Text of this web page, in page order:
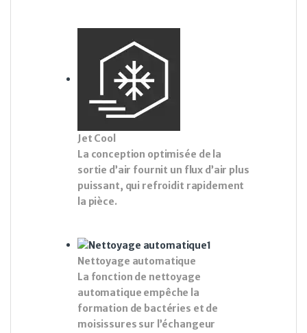
Jet Cool
La conception optimisée de la
sortie d’air fournit un flux d’air plus
puissant, qui refroidit rapidement
la pièce.
Nettoyage automatique
La fonction de nettoyage
automatique empêche la
formation de bactéries et de
moisissures sur l’échangeur